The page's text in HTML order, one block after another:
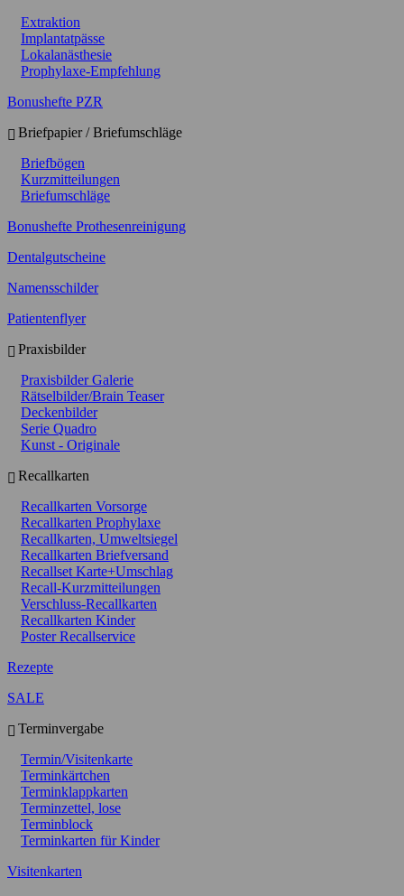
Extraktion
Implantatpässe
Lokalanästhesie
Prophylaxe-Empfehlung
Bonushefte PZR
Briefpapier / Briefumschläge
Briefbögen
Kurzmitteilungen
Briefumschläge
Bonushefte Prothesenreinigung
Dentalgutscheine
Namensschilder
Patientenflyer
Praxisbilder
Praxisbilder Galerie
Rätselbilder/Brain Teaser
Deckenbilder
Serie Quadro
Kunst - Originale
Recallkarten
Recallkarten Vorsorge
Recallkarten Prophylaxe
Recallkarten, Umweltsiegel
Recallkarten Briefversand
Recallset Karte+Umschlag
Recall-Kurzmitteilungen
Verschluss-Recallkarten
Recallkarten Kinder
Poster Recallservice
Rezepte
SALE
Terminvergabe
Termin/Visitenkarte
Terminkärtchen
Terminklappkarten
Terminzettel, lose
Terminblock
Terminkarten für Kinder
Visitenkarten